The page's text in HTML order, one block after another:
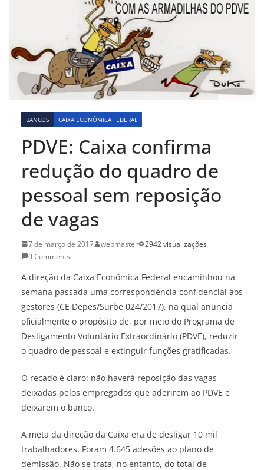
BANCOS CAIXA ECONÔMICA FEDERAL
PDVE: Caixa confirma
redução do quadro de
pessoal sem reposição
de vagas
7 de março de 2017 webmaster
2942 visualizações
0 Comments
A direção da Caixa Econômica Federal encaminhou na
semana passada uma correspondência confidencial aos
gestores (CE Depes/Surbe 024/2017), na qual anuncia
oficialmente o propósito de, por meio do Programa de
Desligamento Voluntário Extraordinário (PDVE), reduzir
o quadro de pessoal e extinguir funções gratificadas.
O recado é claro: não haverá reposição das vagas
deixadas pelos empregados que aderirem ao PDVE e
deixarem o banco.
A meta da direção da Caixa era de desligar 10 mil
trabalhadores. Foram 4.645 adesões ao plano de
demissão. Não se trata, no entanto, do total de